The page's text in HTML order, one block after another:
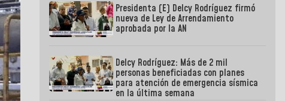
Presidenta (E) Delcy Rodríguez firmó
nueva de Ley de Arrendamiento
aprobada por la AN
Delcy Rodríguez: Más de 2 mil
personas beneficiadas con planes
para atención de emergencia sísmica
en la última semana